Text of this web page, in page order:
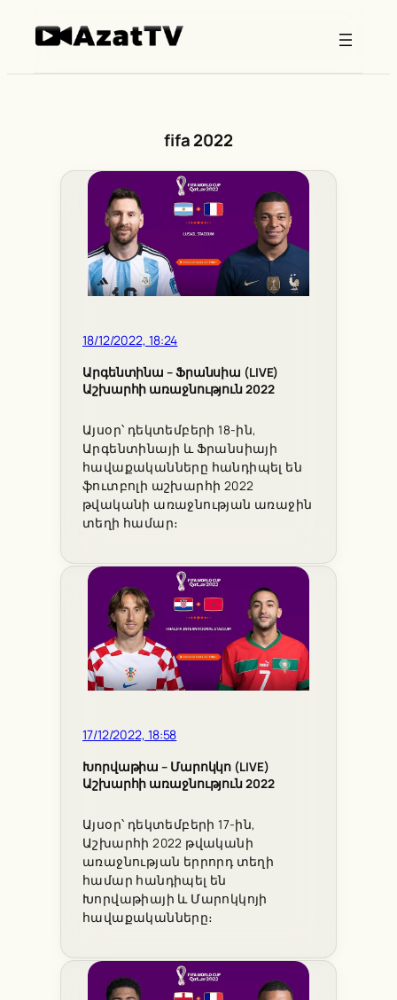
fifa 2022
18/12/2022, 18:24
Արգենտինա – Ֆրանսիա (LIVE)
Աշխարհի առաջնություն 2022
Այսօր՝ դեկտեմբերի 18-ին,
Արգենտինայի և Ֆրանսիայի
հավաքականները հանդիպել են
ֆուտբոլի աշխարհի 2022
թվականի առաջնության առաջին
տեղի համար։
17/12/2022, 18:58
Խորվաթիա – Մարոկկո (LIVE)
Աշխարհի առաջնություն 2022
Այսօր՝ դեկտեմբերի 17-ին,
Աշխարհի 2022 թվականի
առաջնության երրորդ տեղի
համար հանդիպել են
Խորվաթիայի և Մարոկկոյի
հավաքականները։